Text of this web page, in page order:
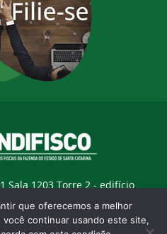
Sala 1203 Torre 2 - edifício
- Florianopólis / SC - CEP:
que oferecemos a melhor
continuar usando este site,